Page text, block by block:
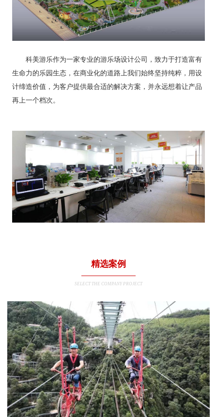
科美游乐作为一家专业的游乐场设计公司，致力于打造富有
生命力的乐园生态，在商业化的道路上我们始终坚持纯粹，用设
计缔造价值，为客户提供最合适的解决方案，并永远想着让产品
再上一个档次。
精选案例
SELECT THE COMPANY PROJECT